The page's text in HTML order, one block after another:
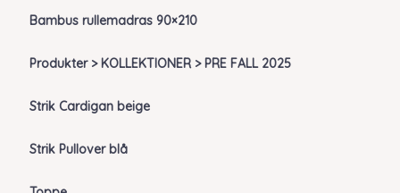
Bambus rullemadras 90×210
Produkter > KOLLEKTIONER > PRE FALL 2025
Strik Cardigan beige
Strik Pullover blå